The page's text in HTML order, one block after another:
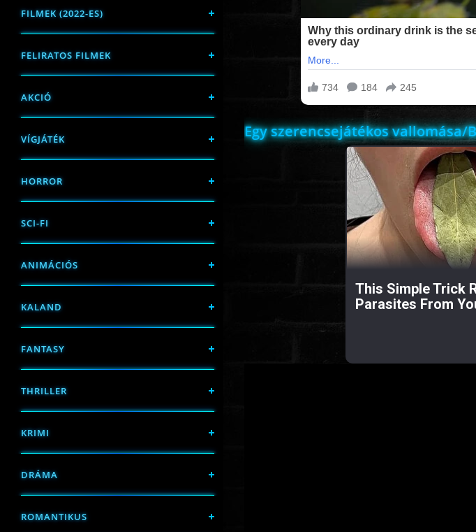
FILMEK (2022-ES)
FELIRATOS FILMEK
AKCIÓ
VÍGJÁTÉK
HORROR
SCI-FI
ANIMÁCIÓS
KALAND
FANTASY
THRILLER
KRIMI
DRÁMA
ROMANTIKUS
Egy szerencsejátékos vallomása/
This Simple Trick
Parasites From